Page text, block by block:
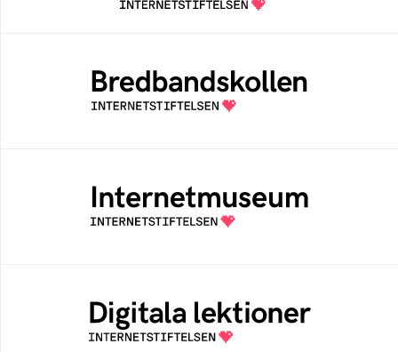
Bredbandskollen är ett oberoende
konsumentverktyg som drivs av
Internetstiftelsen
Ett digitalt museum som byggts, och kureras
av Internetstiftelsen
Öppen digital lärresurs med färdiga lektioner
för alla stadier i grundskolan